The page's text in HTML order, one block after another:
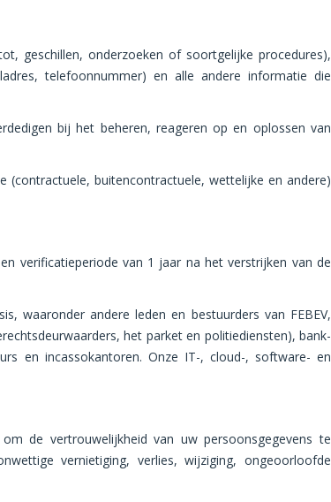
geschillen, onderzoeken of soortgelijke procedures),
telefoonnummer) en alle andere informatie die
bij het beheren, reageren op en oplossen van
buitencontractuele, wettelijke en andere)
verificatieperiode van 1 jaar na het verstrijken van de
waaronder andere leden en bestuurders van FEBEV,
het parket en politiediensten), bank-
en incassokantoren. Onze IT-, cloud-, software- en
de vertrouwelijkheid van uw persoonsgegevens te
vernietiging, verlies, wijziging, ongeoorloofde